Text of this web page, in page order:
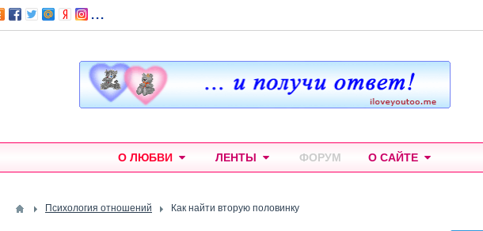
...
О ЛЮБВИ ЛЕНТЫ ФОРУМ О САЙТЕ
Психология отношений Как найти вторую половинку